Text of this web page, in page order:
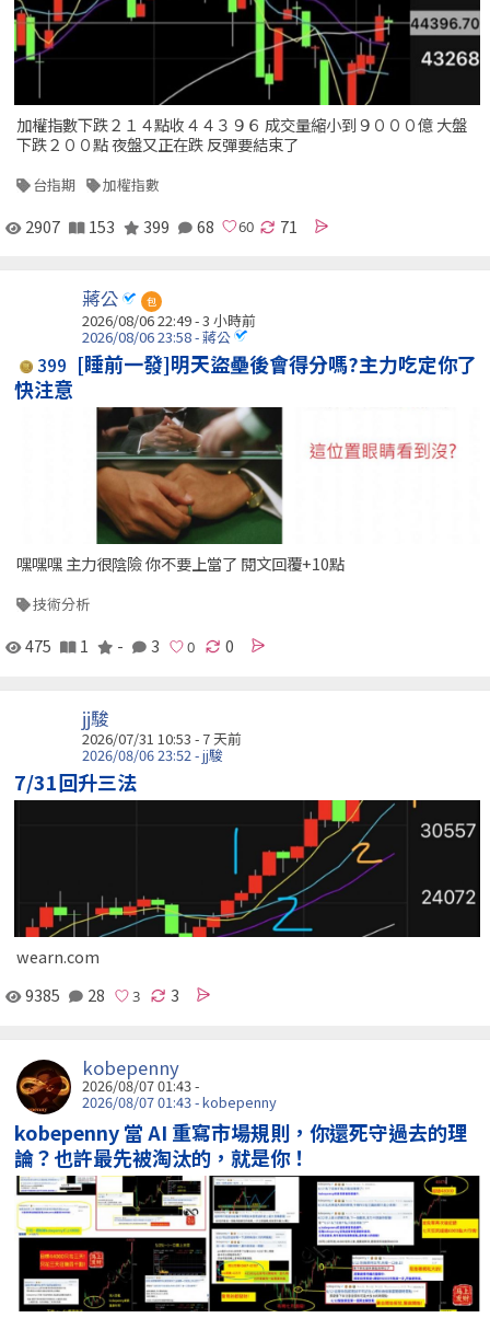
加權指數下跌２１４點收４４３９６ 成交量縮小到９０００億 大盤
下跌２００點 夜盤又正在跌 反彈要結束了
台指期 加權指數
2907 153 399 68 71
蔣公 包
2026/08/06 22:49 -3 小時前
2026/08/06 23:58 - 蔣公
399 [睡前一發]明天盜壘後會得分嗎?主力吃定你了
快注意
嘿嘿嘿 主力很陰險 你不要上當了 閱文回覆+10點
技術分析
475 1 - 3 0
jj駿
2026/07/31 10:53 - 7 天前
2026/08/06 23:52 - jj駿
7/31回升三法
wearn.com
9385
28 3
kobepenny
2026/08/07 01:43 -
2026/08/07 01:43 - kobepenny
kobepenny 當 AI 重寫市場規則，你還死守過去的理
論？也許最先被淘汰的，就是你！